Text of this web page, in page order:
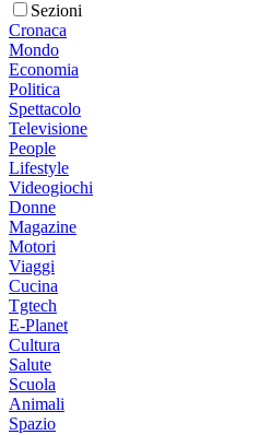
Sezioni
Cronaca
Mondo
Economia
Politica
Spettacolo
Televisione
People
Lifestyle
Videogiochi
Donne
Magazine
Motori
Viaggi
Cucina
Tgtech
E-Planet
Cultura
Salute
Scuola
Animali
Spazio